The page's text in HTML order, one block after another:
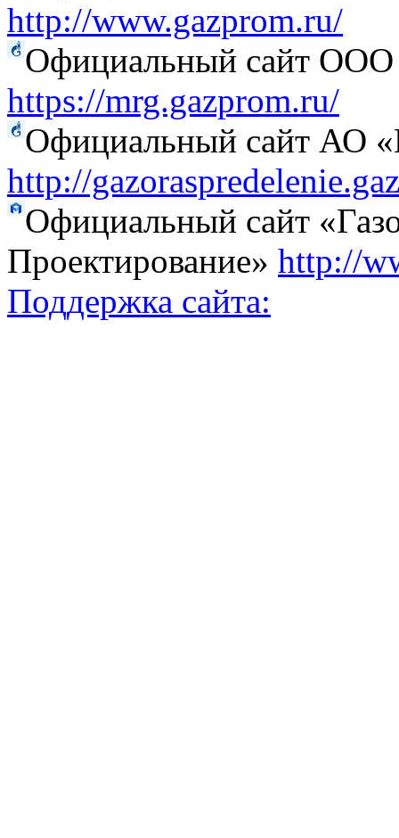
http://www.gazprom.ru/
Официальный сайт ООО
https://mrg.gazprom.ru/
Официальный сайт АО
http://
Официальный сайт
Проектирование» http://
Поддержка сайта: